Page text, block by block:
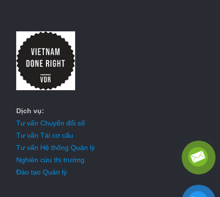
Dịch vụ:
Tư vấn Chuyển đổi số
Tư vấn Tái cơ cấu
Tư vấn Hệ thống Quản lý
Nghiên cứu thị trường
Đào tạo Quản lý